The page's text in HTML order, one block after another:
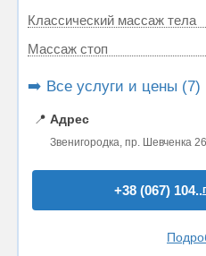
Классический массаж тела
Массаж стоп
➡️ Все услуги и цены (7)
📍 Адрес
Звенигородка, пр. Шевченка 26
+38 (067) 104..